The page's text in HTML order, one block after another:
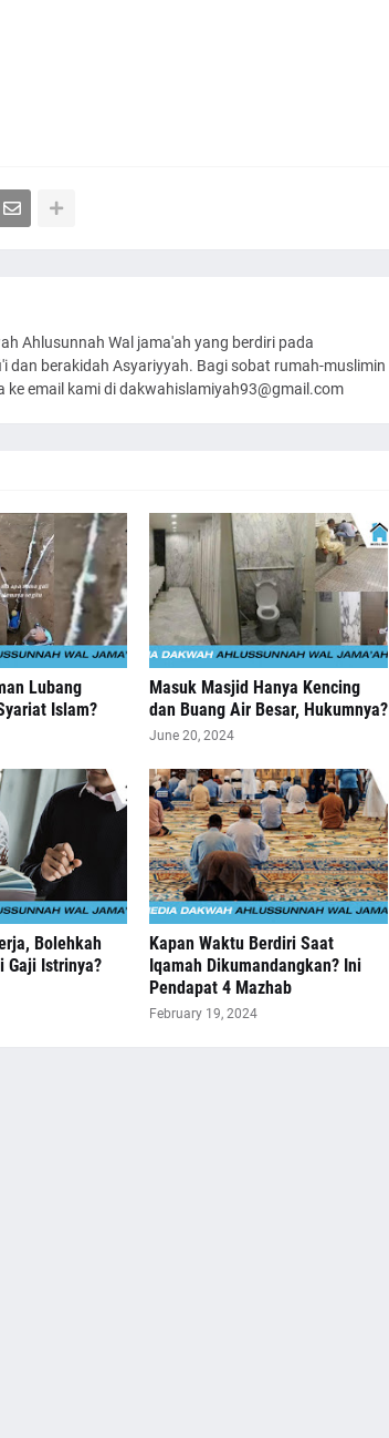
Ahlusunnah Wal jama'ah yang berdiri pada
dan berakidah Asyariyyah. Bagi sobat rumah-muslimin
email kami di dakwahislamiyah93@gmail.com
Lubang
Islam?
Masuk Masjid Hanya Kencing
dan Buang Air Besar, Hukumnya?
June 20, 2024
Bolehkah
Gaji Istrinya?
Kapan Waktu Berdiri Saat
Iqamah Dikumandangkan? Ini
Pendapat 4 Mazhab
February 19, 2024